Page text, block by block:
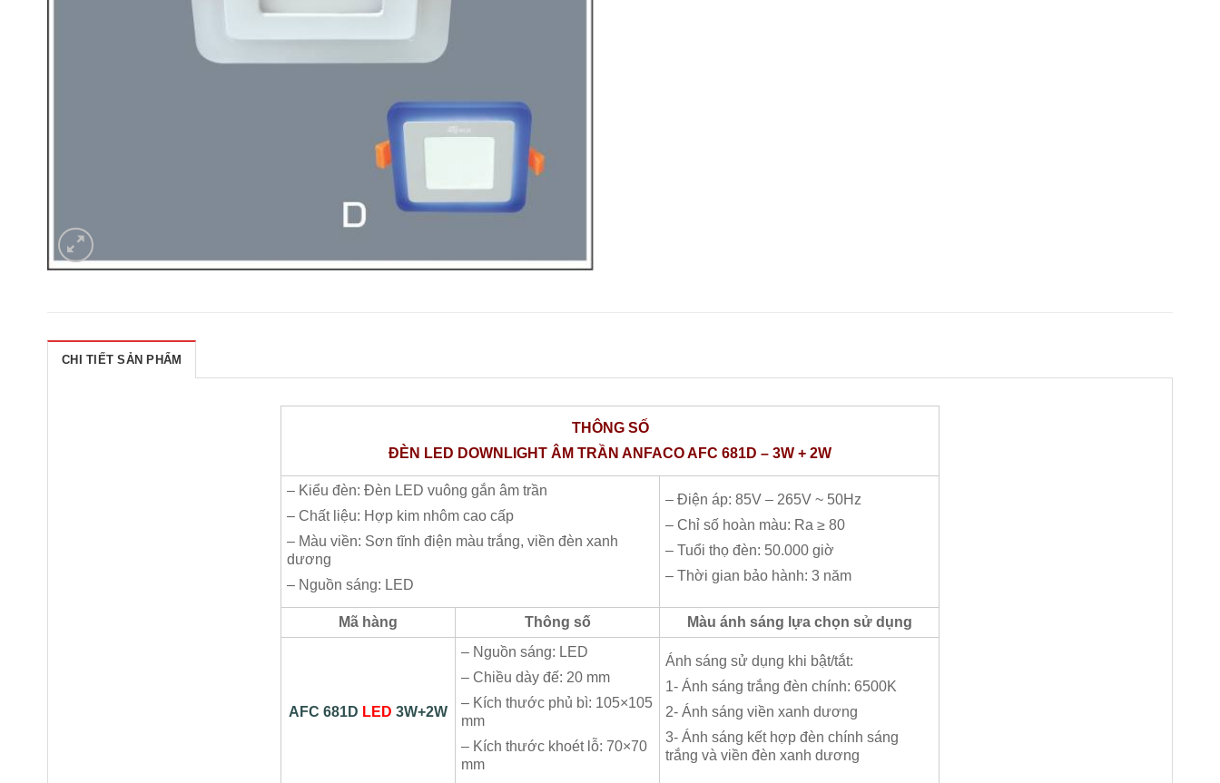
CHI TIẾT SẢN PHẨM
THÔNG​ SỐ
ĐÈN LED DOWNLIGHT ÂM TRẦN ANFACO AFC 681D – 3W + 2W
– Kiểu đèn: Đèn LED vuông gắn âm trần
– Chất liệu: Hợp kim nhôm cao cấp
– Màu viền: Sơn tĩnh điện màu trắng, viền đèn xanh
dương
– Nguồn sáng: LED
– Điện áp: 85V – 265V ~ 50Hz
– Chỉ số hoàn màu: Ra ≥ 80
– Tuổi thọ đèn: 50.000 giờ
– Thời gian bảo hành: 3 năm
Mã hàng Thông số Màu ánh sáng lựa chọn sử dụng
AFC 681D LED 3W+2W
– Nguồn sáng: LED
– Chiều dày đế: 20 mm
– Kích thước phủ bì: 105×105
mm
– Kích thước khoét lỗ: 70×70
mm
Ánh sáng sử dụng khi bật/tắt:
1- Ánh sáng trắng đèn chính: 6500K
2- Ánh sáng viền xanh dương
3- Ánh sáng kết hợp đèn chính sáng
trắng và viền đèn xanh dương